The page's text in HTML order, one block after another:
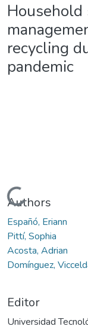
recycling
pandemic
Cargando...
Authors
Españó, Eriann
Pittí, Sophia
Acosta, Adrian
Domínguez,
Editor
Universidad